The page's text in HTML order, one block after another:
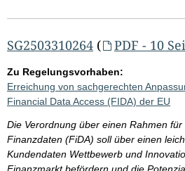
SG2503310264 ( PDF - 10
Zu Regelungsvorhaben:
Erreichung von sachgerechten
Financial Data Access (FIDA) der EU
Die Verordnung über einen Rahmen
Finanzdaten (FiDA) soll über einen
Kundendaten Wettbewerb und
Finanzmarkt befördern und die